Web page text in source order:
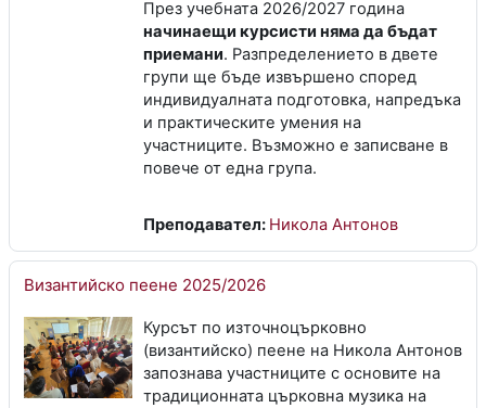
През учебната 2026/2027 година
начинаещи курсисти няма да бъдат
приемани. Разпределението в двете
групи ще бъде извършено според
индивидуалната подготовка, напредъка
и практическите умения на
участниците. Възможно е записване в
повече от една група.
Преподавател: Никола Антонов
Византийско пеене 2025/2026
Курсът по източноцърковно
(византийско) пеене на Никола Антонов
запознава участниците с основите на
традиционната църковна музика на